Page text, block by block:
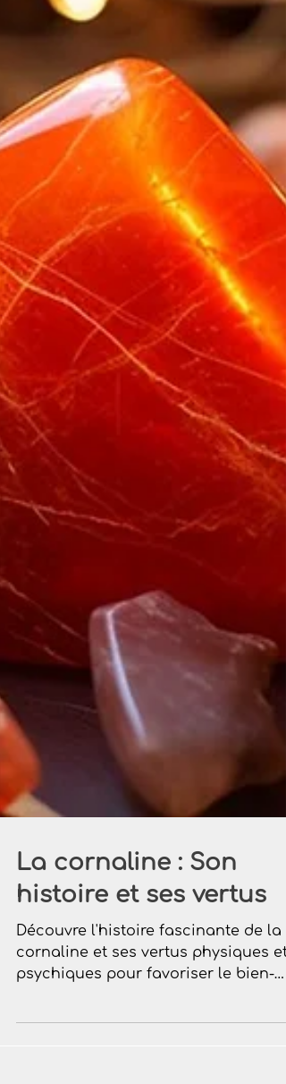
La cornaline : Son
histoire et ses vertus
Découvre l'histoire fascinante de la
cornaline et ses vertus physiques et
être et l'équilibre intérieur.